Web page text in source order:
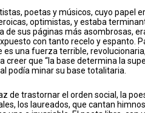
poetas y músicos, cuyo papel
optimistas, y estaba
sus páginas más asombrosas,
con tanto recelo y espanto.
una fuerza terrible,
que “la base determina la
podía minar su base totalitaria.
de trastornar el orden social, la
los laureados, que cantan